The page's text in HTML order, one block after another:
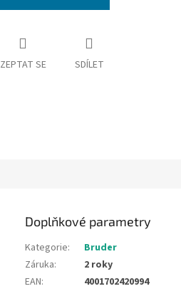
ZEPTAT SE SDÍLET
Doplňkové parametry
Kategorie:
Bruder
Záruka:
2 roky
EAN: 4001702420994